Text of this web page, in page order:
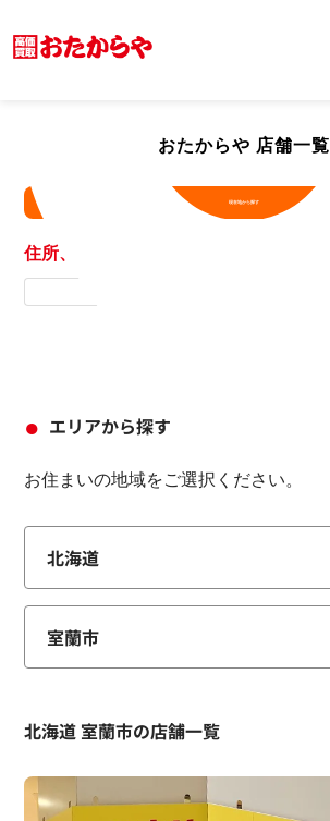
おたからや 店舗一覧
現在地から探す
住所、店舗名から探す
エリアから探す
お住まいの地域をご選択ください。
北海道 室蘭市の店舗一覧